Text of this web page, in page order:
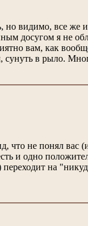
но видимо, все же
досугом я не
вам, как
в рыло.
что не понял вас
и одно
переходит на